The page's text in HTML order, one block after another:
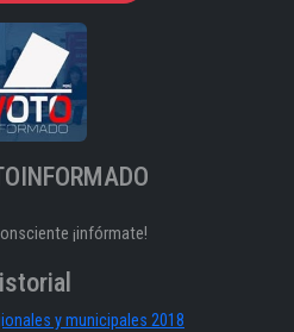
¡infórmate!
y municipales 2018